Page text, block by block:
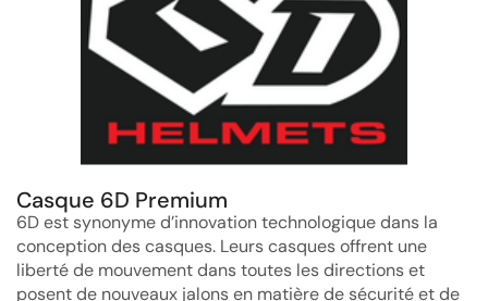
Casque 6D Premium
6D est synonyme d’innovation technologique dans la
conception des casques. Leurs casques offrent une
liberté de mouvement dans toutes les directions et
posent de nouveaux jalons en matière de sécurité et de